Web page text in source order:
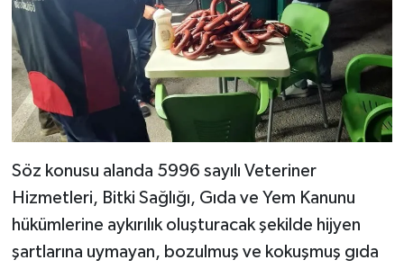
Söz konusu alanda 5996 sayılı Veteriner
Hizmetleri, Bitki Sağlığı, Gıda ve Yem Kanunu
hükümlerine aykırılık oluşturacak şekilde hijyen
şartlarına uymayan, bozulmuş ve kokuşmuş gıda